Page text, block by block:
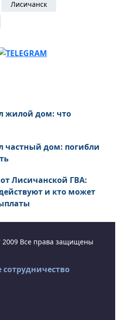
Лисичанск
жилой дом: что
частный дом: погибли
Лисичанской ГВА:
и кто может
Все права защищены